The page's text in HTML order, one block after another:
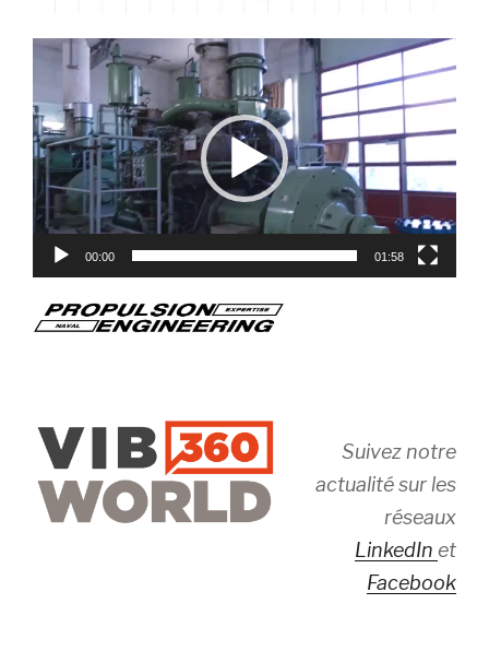
Lecteur
00:00 01:58
Suivez notre
actualité sur les
réseaux
LinkedIn et
Facebook